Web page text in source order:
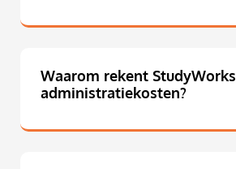
Waarom rekent StudyWorks
administratiekosten?